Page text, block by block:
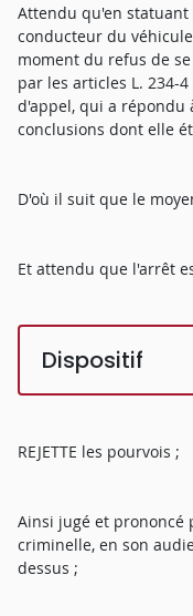
Attendu qu'en
conducteur du
moment du refus de
par les articles L. 234-
d'appel, qui a répondu
conclusions dont elle
D'où il suit que le
Et attendu que l'arrêt
Dispositif
REJETTE les pourvois ;
Ainsi jugé et prononcé
criminelle, en son
dessus ;